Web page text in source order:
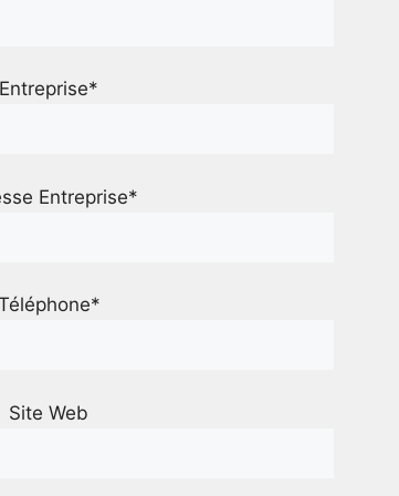
Entreprise*
Entreprise*
Site Web